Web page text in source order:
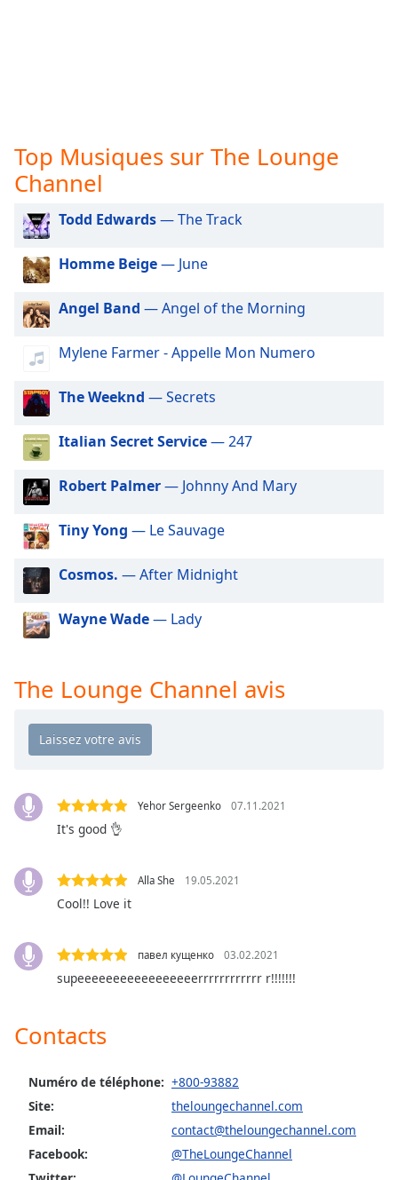
Picture-
in-
Fullscreen
This
window.
Beginning
dialog
window.
Escape
and
close
window.
Text
Color
Background
Color
Opacity
Area
Background
Opacity
Size
Edge
Style
Top Musiques sur The Lounge
Channel
Todd Edwards— The Track
Homme Beige— June
Angel Band — Angel of the Morning
Mylene Farmer - Appelle Mon Numero
The Weeknd — Secrets
Italian Secret Service— 247
Robert Palmer— Johnny And Mary
Tiny Yong — Le Sauvage
Cosmos. — After Midnight
Wayne Wade— Lady
The Lounge Channel avis
Yehor Sergeenko 07.11.2021
It's good 👌
Alla She 19.05.2021
Cool!! Love it
павел кущенко 03.02.2021
supeeeeeeeeeeeeeeeeerrrrrrrrrrrr r!!!!!!!
Contacts
Numéro de téléphone: +800-93882
Site:
theloungechannel.com
Email:
contact@theloungechannel.com
Facebook:
@TheLoungeChannel